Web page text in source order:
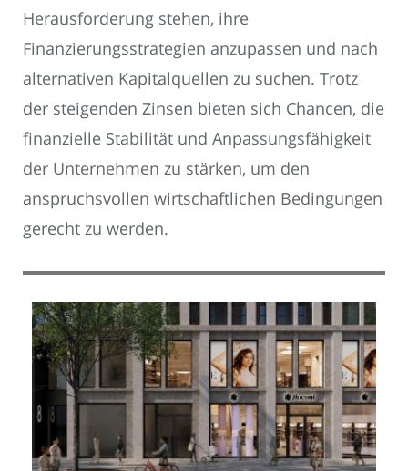
Herausforderung stehen, ihre
Finanzierungsstrategien anzupassen und nach
alternativen Kapitalquellen zu suchen. Trotz
der steigenden Zinsen bieten sich Chancen, die
finanzielle Stabilität und Anpassungsfähigkeit
der Unternehmen zu stärken, um den
anspruchsvollen wirtschaftlichen Bedingungen
gerecht zu werden.